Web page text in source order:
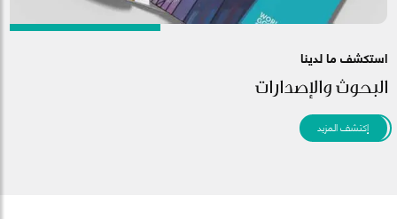
استكشف ما لدينا
البحوث والإصدارات
إكتشف المزيد